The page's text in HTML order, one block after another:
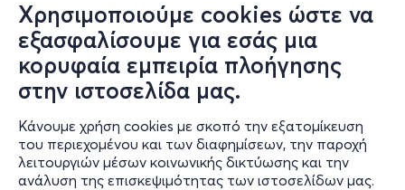
Χρησιμοποιούμε cookies ώστε να
εξασφαλίσουμε για εσάς μια
κορυφαία εμπειρία πλοήγησης
στην ιστοσελίδα μας.
Κάνουμε χρήση cookies με σκοπό την εξατομίκευση
του περιεχομένου και των διαφημίσεων, την παροχή
λειτουργιών μέσων κοινωνικής δικτύωσης και την
ανάλυση της επισκεψιμότητας των ιστοσελίδων μας.
Πληροφορίες
Υποστήριξη
Stay Connected